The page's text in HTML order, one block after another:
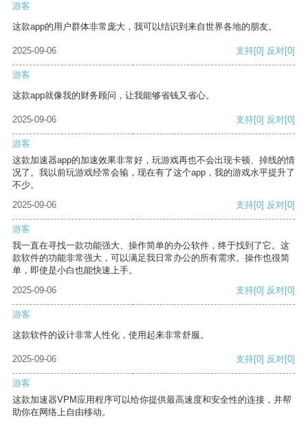
游客
这款app的用户群体非常庞大，我可以结识到来自世界各地的朋友。
2025-09-06 支持[0] 反对[0]
游客
这款app就像我的财务顾问，让我能够省钱又省心。
2025-09-06 支持[0] 反对[0]
游客
这款加速器app的加速效果非常好，玩游戏再也不会出现卡顿、掉线的情
况了。我以前玩游戏经常会输，现在有了这个app，我的游戏水平提升了
不少。
2025-09-06
支持[0] 反对[0]
游客
我一直在寻找一款功能强大、操作简单的办公软件，终于找到了它。这
款软件的功能非常强大，可以满足我日常办公的所有需求。操作也很简
单，即使是小白也能快速上手。
2025-09-06
支持[0] 反对[0]
游客
这款软件的设计非常人性化，使用起来非常舒服。
2025-09-06 支持[0] 反对[0]
游客
这款加速器VPM应用程序可以给你提供最高速度和安全性的连接，并帮
助你在网络上自由移动。